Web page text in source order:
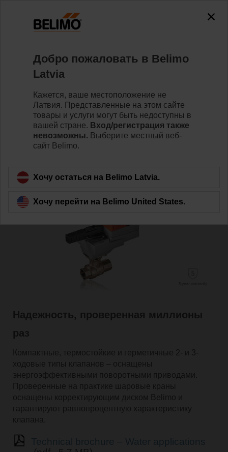
Главная страница Клапаны
Регулирующие шаровые
краны
Надежность, проверенная миллионы
раз
Компактные, термостойкие и герметичные 2- и 3-
ходовые типы клапанов – оснащены
энергоэффективными поворотными приводами.
Проверенные на практике шаровые краны
оснащены корректирующим диском Belimo и
гарантируют равнопроцентную характеристику
клапана.
Добро пожаловать в Belimo
Latvia
Кажется, ваше местоположение не
Латвия. Представленные на этом сайте
товары и услуги могут быть недоступны в
вашей стране. Вход/регистрация также
невозможны. Выберите местный веб-
сайт Belimo.
Хочу остаться на Belimo Latvia.
Хочу перейти на Belimo United States.